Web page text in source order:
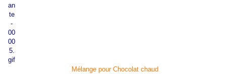
Mélange pour Chocolat chaud